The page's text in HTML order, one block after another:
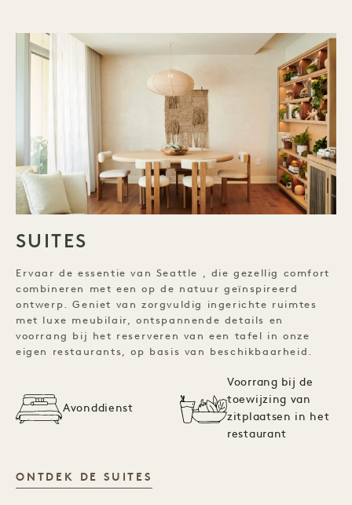
SUITES
Ervaar de essentie van Seattle , die gezellig comfort
combineren met een op de natuur geïnspireerd
ontwerp. Geniet van zorgvuldig ingerichte ruimtes
met luxe meubilair, ontspannende details en
voorrang bij het reserveren van een tafel in onze
eigen restaurants, op basis van beschikbaarheid.
Avonddienst
Voorrang bij de
toewijzing van
zitplaatsen in het
restaurant
ONTDEK DE SUITES